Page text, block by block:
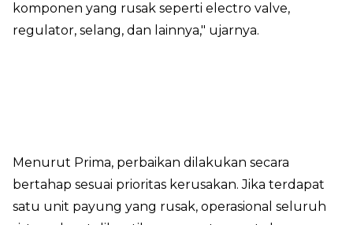
komponen yang rusak seperti electro valve,
regulator, selang, dan lainnya," ujarnya.
Menurut Prima, perbaikan dilakukan secara
bertahap sesuai prioritas kerusakan. Jika terdapat
satu unit payung yang rusak, operasional seluruh